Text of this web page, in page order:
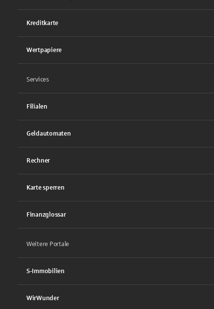
Kreditkarte
Wertpapiere
Services
Filialen
Geldautomaten
Rechner
Karte sperren
Finanzglossar
Weitere Portale
S-Immobilien
WirWunder